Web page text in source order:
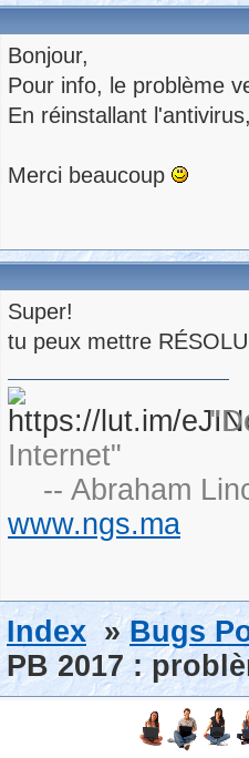
Bonjour,
Pour info, le problème
En réinstallant
Merci beaucoup
Super!
tu peux mettre
Internet"
-- Abraham
www.ngs.ma
Index »Bugs
PB 2017 :